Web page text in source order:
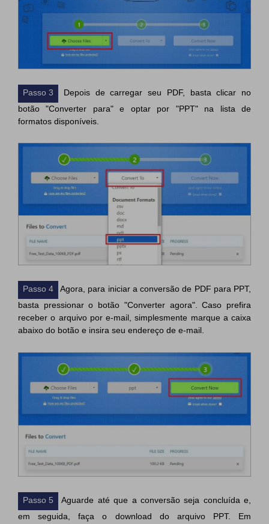
Passo 3
Depois de carregar seu PDF, basta clicar no
botão "Converter para" e optar por "PPT" na lista de
formatos disponíveis.
Passo 4
Agora, para iniciar a conversão de PDF para PPT,
basta pressionar o botão "Converter agora". Caso prefira
receber o arquivo por e-mail, simplesmente marque a caixa
abaixo do botão e insira seu endereço de e-mail.
Passo 5
Aguarde até que a conversão seja concluída e,
em seguida, faça o download do arquivo PPT. Em